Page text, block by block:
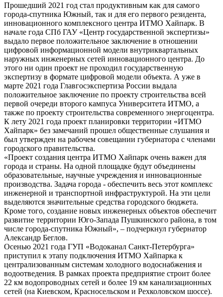
Прошедший 2021 год стал продуктивным как для самого
города-спутника Южный, так и для его первого резидента,
инновационного комплексного центра ИТМО Хайпарк. В
начале года СПб ГАУ «Центр государственной экспертизы»
выдало первое положительное заключение в отношении
цифровой информационной модели внутриквартальных
наружных инженерных сетей инновационного центра. До
этого ни один проект не проходил государственную
экспертизу в формате цифровой модели объекта. А уже в
марте 2021 года Главгосэкспертиза России выдала
положительное заключение по проекту строительства всей
первой очереди второго кампуса Университета ИТМО, а
также по проекту строительства современного энергоцентра.
К лету 2021 года проект планировки территории «ИТМО
Хайпарк» без замечаний прошел общественные слушания и
был утвержден на рабочем совещании губернатора с членами
городского правительства.
«Проект создания центра ИТМО Хайпарк очень важен для
города и страны. На одной площадке будут объединены
образовательные, научные учреждения и инновационные
производства. Задача города - обеспечить весь этот комплекс
инженерной и транспортной инфраструктурой. На эти цели
выделяются значительные средства городского бюджета.
Кроме того, создание новых инженерных объектов обеспечит
развитие территории Юго-Запада Пушкинского района, в том
числе города-спутника Южный», – подчеркнул губернатор
Александр Беглов.
Осенью 2021 года ГУП «Водоканал Санкт-Петербурга»
приступил к этапу подключения ИТМО Хайпарка к
централизованным системам холодного водоснабжения и
водоотведения. В рамках проекта предприятие строит более
22 км водопроводных сетей и более 19 км канализационных
сетей (на Киевском, Красносельском и Рехколовском шоссе).